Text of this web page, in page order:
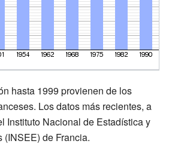
hasta 1999 provienen de los
Los datos más recientes, a
Instituto Nacional de Estadística y
de Francia.